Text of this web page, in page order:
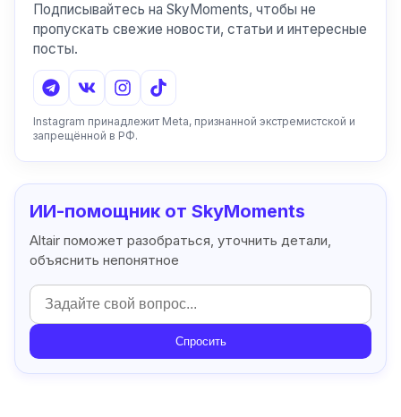
Подписывайтесь на SkyMoments, чтобы не
пропускать свежие новости, статьи и интересные
посты.
Instagram принадлежит Meta, признанной экстремистской и
запрещённой в РФ.
ИИ-помощник от SkyMoments
Altair поможет разобраться, уточнить детали,
объяснить непонятное
Спросить